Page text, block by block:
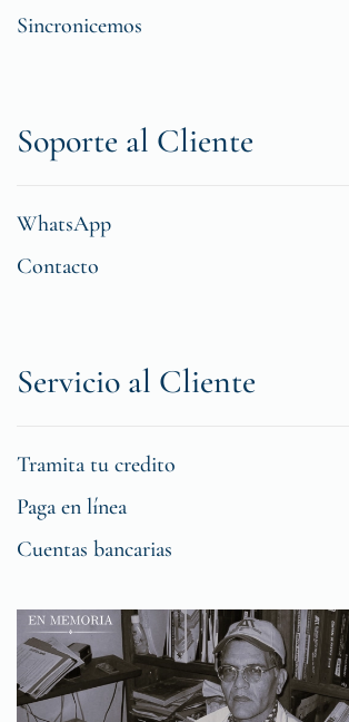
Sincronicemos
Soporte al Cliente
WhatsApp
Contacto
Servicio al Cliente
Tramita tu credito
Paga en línea
Cuentas bancarias